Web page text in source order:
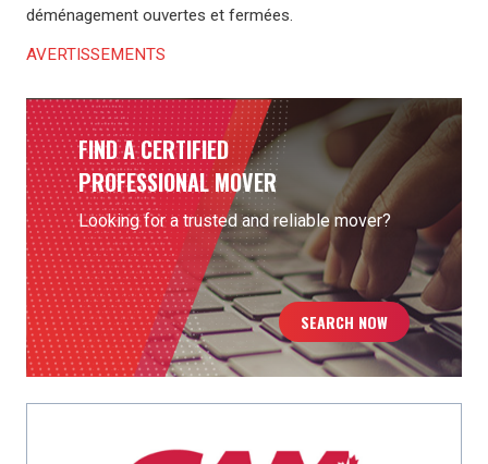
déménagement ouvertes et fermées.
AVERTISSEMENTS
FIND A CERTIFIED
PROFESSIONAL MOVER
Looking for a trusted and reliable mover?
SEARCH NOW